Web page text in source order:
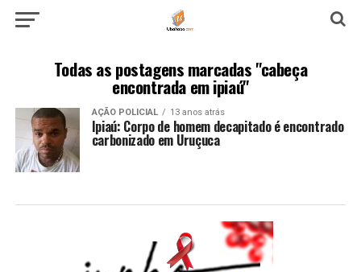
Todas as postagens marcadas "cabeça
encontrada em ipiaú"
AÇÃO POLICIAL 13 anos atrás
Ipiaú: Corpo de homem decapitado é encontrado
carbonizado em Uruçuca